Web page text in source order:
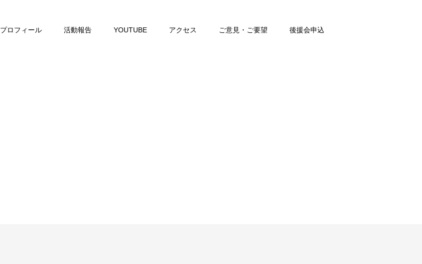
プロフィール 活動報告 YOUTUBE アクセス ご意見・ご要望 後援会申込